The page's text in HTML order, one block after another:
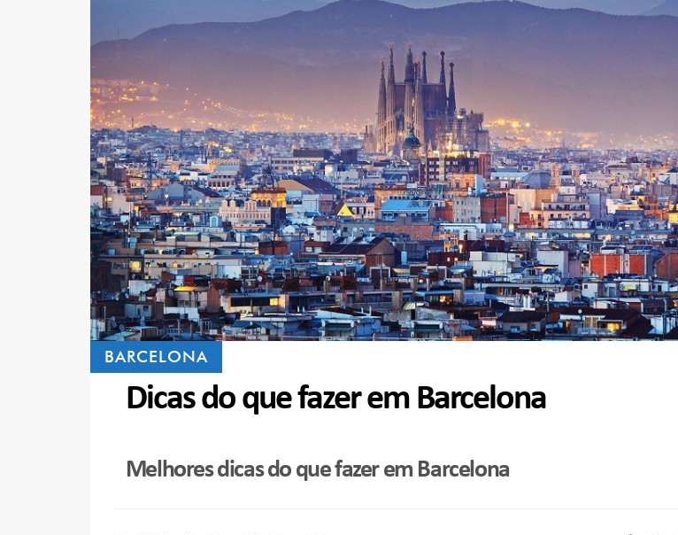
BARCELONA
Dicas do que fazer em Barcelona
Melhores dicas do que fazer em Barcelona